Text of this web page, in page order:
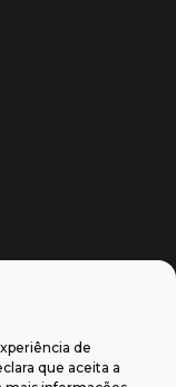
de
que aceita a